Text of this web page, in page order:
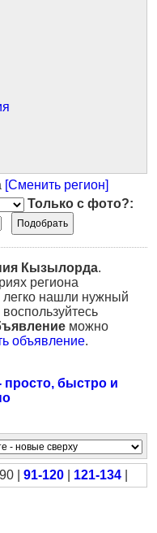
[Сменить регион]
Только с фото?:
Кызылорда.
региона
легко нашли нужный
воспользуйтесь
можно
объявление.
просто, быстро и
| 91-120| 121-134|